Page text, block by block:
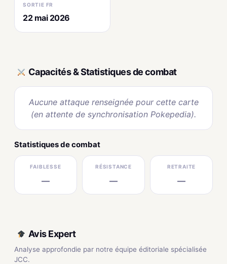
SORTIE FR
22 mai 2026
Capacités & Statistiques de combat
Aucune attaque renseignée pour cette carte
(en attente de synchronisation Pokepedia).
Statistiques de combat
FAIBLESSE
—
RÉSISTANCE
—
RETRAITE
—
Avis Expert
Analyse approfondie par notre équipe éditoriale spécialisée
JCC.